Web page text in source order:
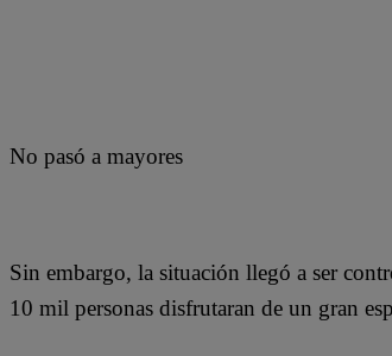
No pasó a mayores
Sin embargo, la situación llegó a ser
10 mil personas disfrutaran de un gran